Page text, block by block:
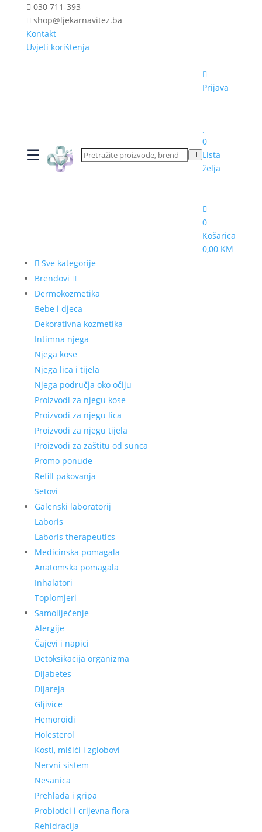
030 711-393
shop@ljekarnavitez.ba
Kontakt
Uvjeti korištenja
☰
Prijava
0
Lista
želja
0
Košarica
0,00 KM
Sve kategorije
Brendovi
Dermokozmetika
Bebe i djeca
Dekorativna kozmetika
Intimna njega
Njega kose
Njega lica i tijela
Njega područja oko očiju
Proizvodi za njegu kose
Proizvodi za njegu lica
Proizvodi za njegu tijela
Proizvodi za zaštitu od sunca
Promo ponude
Refill pakovanja
Setovi
Galenski laboratorij
Laboris
Laboris therapeutics
Medicinska pomagala
Anatomska pomagala
Inhalatori
Toplomjeri
Samoliječenje
Alergije
Čajevi i napici
Detoksikacija organizma
Dijabetes
Dijareja
Gljivice
Hemoroidi
Holesterol
Kosti, mišići i zglobovi
Nervni sistem
Nesanica
Prehlada i gripa
Probiotici i crijevna flora
Rehidracija